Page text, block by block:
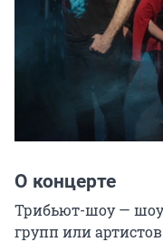
О концерте
Трибьют-шоу —
групп или